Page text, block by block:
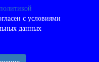
с условиями
данных